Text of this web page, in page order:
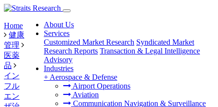
About Us
Services
Customized Market Research Syndicated Market
Research Reports Transaction & Legal Intelligence
Advisory
Industries
+ Aerospace & Defense
Airport Operations
Aviation
Communication Navigation & Surveillance
Home
健康
管理
医薬
品
イン
フル
エン